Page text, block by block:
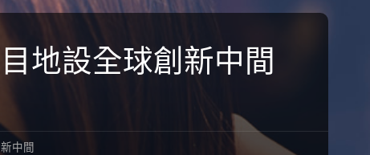
地設全球創新中間
中間